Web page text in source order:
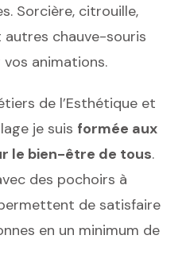
Sorcière, citrouille,
chauve-souris
animations.
de l’Esthétique et
je suis formée aux
le bien-être de tous.
des pochoirs à
de satisfaire
en un minimum de